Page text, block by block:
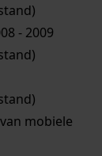
- 2009
mobiele